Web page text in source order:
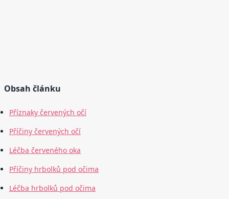
Obsah článku
Příznaky červených očí
Příčiny červených očí
Léčba červeného oka
Příčiny hrbolků pod očima
Léčba hrbolků pod očima